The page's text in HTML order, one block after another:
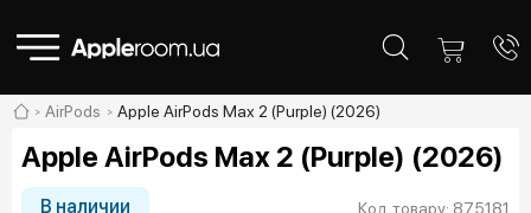
AirPods Apple AirPods Max 2 (Purple) (2026)
Apple AirPods Max 2 (Purple) (2026)
В наличии Код товару: 875181